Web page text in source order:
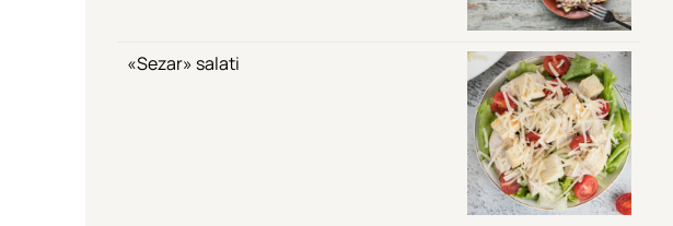
«Sezar» salati